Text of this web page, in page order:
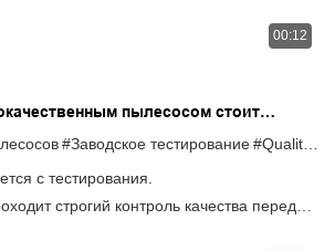
00:12
пылесосом стоит
#Заводское тестирование#QualityMatters
с тестирования.
строгий контроль качества перед